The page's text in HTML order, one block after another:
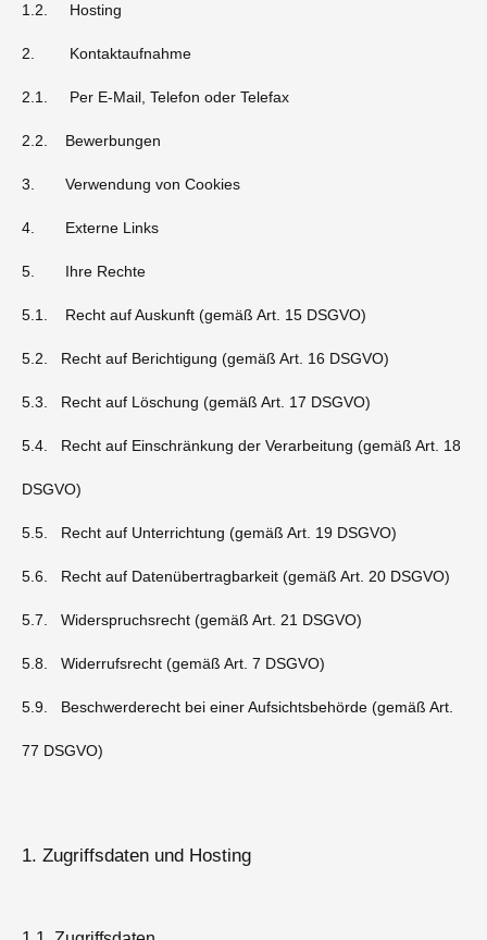
1.2. Hosting
2. Kontaktaufnahme
2.1. Per E-Mail, Telefon oder Telefax
2.2. Bewerbungen
3. Verwendung von Cookies
4. Externe Links
5. Ihre Rechte
5.1. Recht auf Auskunft (gemäß Art. 15 DSGVO)
5.2. Recht auf Berichtigung (gemäß Art. 16 DSGVO)
5.3. Recht auf Löschung (gemäß Art. 17 DSGVO)
5.4. Recht auf Einschränkung der Verarbeitung (gemäß Art. 18
DSGVO)
5.5. Recht auf Unterrichtung (gemäß Art. 19 DSGVO)
5.6. Recht auf Datenübertragbarkeit (gemäß Art. 20 DSGVO)
5.7. Widerspruchsrecht (gemäß Art. 21 DSGVO)
5.8. Widerrufsrecht (gemäß Art. 7 DSGVO)
5.9. Beschwerderecht bei einer Aufsichtsbehörde (gemäß Art.
77 DSGVO)
1. Zugriffsdaten und Hosting